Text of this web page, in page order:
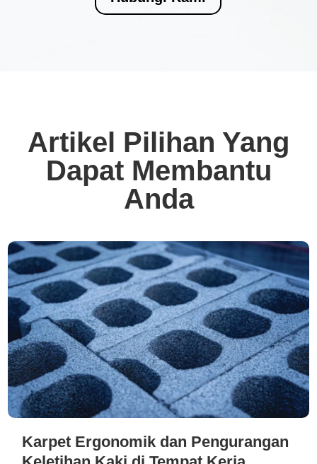
Artikel Pilihan Yang
Dapat Membantu
Anda
Karpet Ergonomik dan Pengurangan